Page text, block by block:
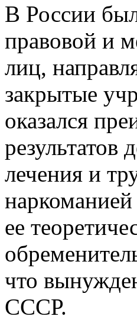
В России
правовой и
лиц,
закрытые
оказался
результатов
лечения и
ее
что
СССР.